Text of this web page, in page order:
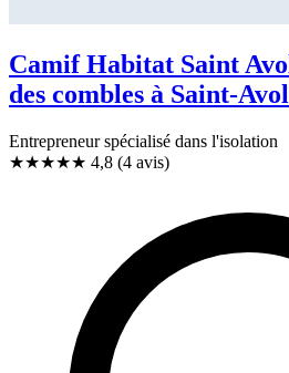
Camif Habitat Saint
des combles à Saint-
Entrepreneur spécialisé dans l'isolation
★★★★★ 4,8 (4 avis)